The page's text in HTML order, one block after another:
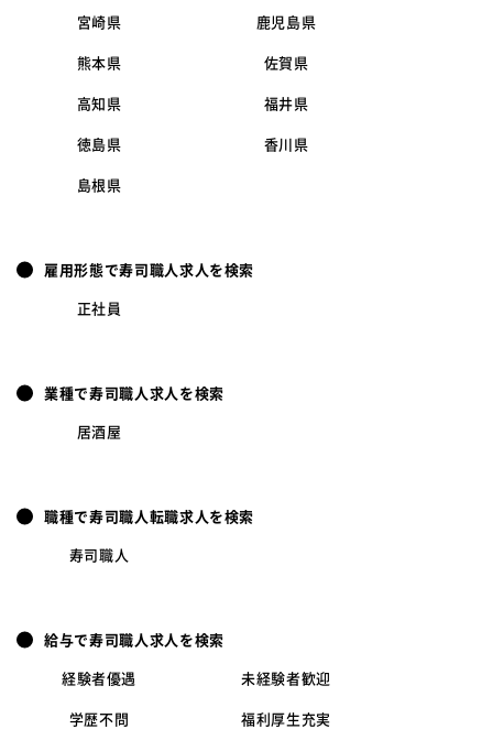
宮崎県 鹿児島県
熊本県 佐賀県
高知県 福井県
徳島県 香川県
島根県
雇用形態で寿司職人求人を検索
正社員
業種で寿司職人求人を検索
居酒屋
職種で寿司職人転職求人を検索
寿司職人
給与で寿司職人求人を検索
経験者優遇 未経験者歓迎
学歴不問 福利厚生充実